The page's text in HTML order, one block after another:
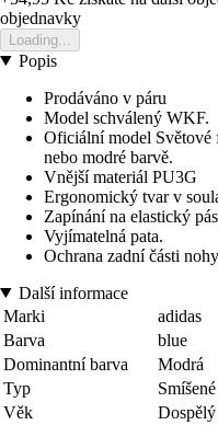
objednavky
Loading...
Popis
Prodáváno v páru
Model schválený WKF.
Oficiální model Světové
nebo modré barvě.
Vnější materiál PU3G
Ergonomický tvar v
Zapínání na elastický
Vyjímatelná pata.
Ochrana zadní části nohy
Další informace
Marki
adidas
Barva
blue
Dominantní barva
Modrá
Typ
Smíšené
Věk
Dospělý